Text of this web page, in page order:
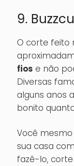
9.
O corte feito
fios e não
Diversas
alguns anos
bonito
Você
sua casa
fazê-lo,